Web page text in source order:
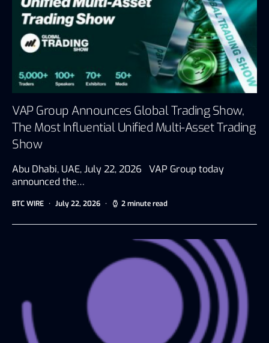
VAP Group Announces Global Trading Show,
The Most Influential Unified Multi-Asset Trading
Show
Abu Dhabi, UAE, July 22, 2026 VAP Group today
announced the…
BTC WIRE July 22, 2026 2 minute read